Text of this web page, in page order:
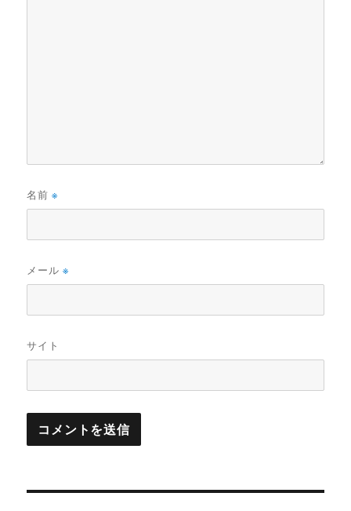
名前※
メール※
サイト